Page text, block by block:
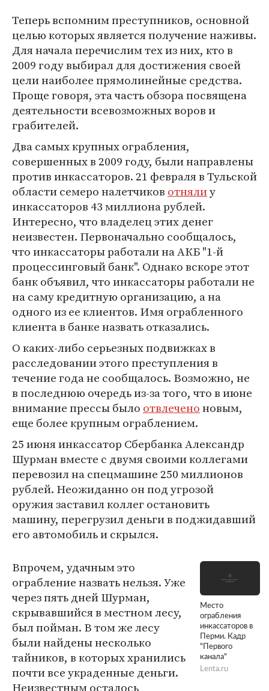
Теперь вспомним преступников, основной
целью которых является получение наживы.
Для начала перечислим тех из них, кто в
2009 году выбирал для достижения своей
цели наиболее прямолинейные средства.
Проще говоря, эта часть обзора посвящена
деятельности всевозможных воров и
грабителей.
Два самых крупных ограбления,
совершенных в 2009 году, были направлены
против инкассаторов. 21 февраля в Тульской
области семеро налетчиков отнялиу
инкассаторов 43 миллиона рублей.
Интересно, что владелец этих денег
неизвестен. Первоначально сообщалось,
что инкассаторы работали на АКБ "1-й
процессинговый банк". Однако вскоре этот
банк объявил, что инкассаторы работали не
на саму кредитную организацию, а на
одного из ее клиентов. Имя ограбленного
клиента в банке назвать отказались.
О каких-либо серьезных подвижках в
расследовании этого преступления в
течение года не сообщалось. Возможно, не
в последнюю очередь из-за того, что в июне
внимание прессы было отвлеченоновым,
еще более крупным ограблением.
25 июня инкассатор Сбербанка Александр
Шурман вместе с двумя своими коллегами
перевозил на спецмашине 250 миллионов
рублей. Неожиданно он под угрозой
оружия заставил коллег остановить
машину, перегрузил деньги в поджидавший
его автомобиль и скрылся.
Место
ограбления
инкассаторов в
Перми. Кадр
"Первого
канала"
Lenta.ru
Впрочем, удачным это
ограбление назвать нельзя. Уже
через пять дней Шурман,
скрывавшийся в местном лесу,
был пойман. В том же лесу
были найдены несколько
тайников, в которых хранились
почти все украденные деньги.
Неизвестным осталось